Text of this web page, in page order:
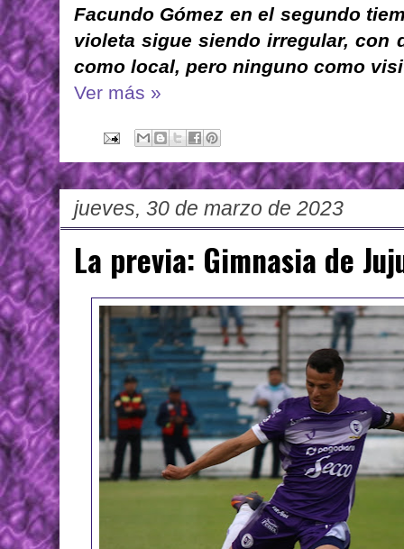
Facundo Gómez en el segundo
violeta sigue siendo irregular, con
como local, pero ninguno como
Ver más »
jueves, 30 de marzo de 2023
La previa: Gimnasia de